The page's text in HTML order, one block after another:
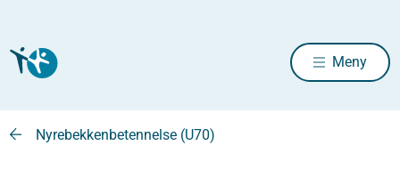
Meny
Nyrebekkenbetennelse (U70)